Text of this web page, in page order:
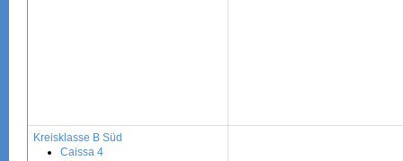
Kreisklasse B Süd
Caissa 4